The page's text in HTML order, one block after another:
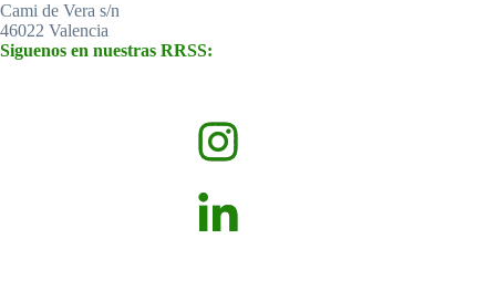
Cami de Vera s/n
46022 Valencia
Siguenos en nuestras RRSS: